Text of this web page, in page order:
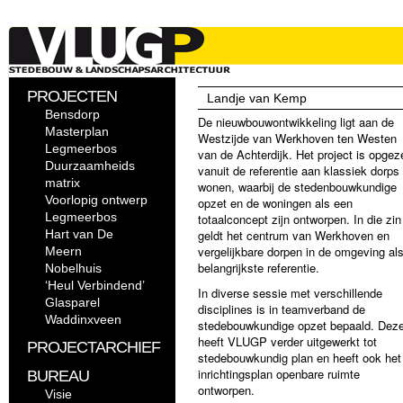
PROJECTEN
Bensdorp
Masterplan
Legmeerbos
Duurzaamheids
matrix
Voorlopig ontwerp
Legmeerbos
Hart van De
Meern
Nobelhuis
‘Heul Verbindend’
Glasparel
Waddinxveen
PROJECTARCHIEF
BUREAU
Visie
Landje van Kemp
De nieuwbouwontwikkeling ligt aan de
Westzijde van Werkhoven ten Westen
van de Achterdijk. Het project is
vanuit de referentie aan klassiek dorps
wonen, waarbij de stedenbouwkundige
opzet en de woningen als een
totaalconcept zijn ontworpen. In die zin
geldt het centrum van Werkhoven en
vergelijkbare dorpen in de omgeving als
belangrijkste referentie.
In diverse sessie met verschillende
disciplines is in teamverband de
stedebouwkundige opzet bepaald.
heeft VLUGP verder uitgewerkt tot
stedebouwkundig plan en heeft ook het
inrichtingsplan openbare ruimte
ontworpen.